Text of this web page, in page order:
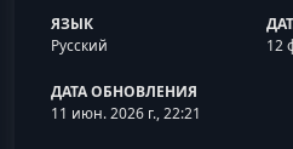
ЯЗЫК
Русский
12
ДАТА ОБНОВЛЕНИЯ
11 июн. 2026 г., 22:21